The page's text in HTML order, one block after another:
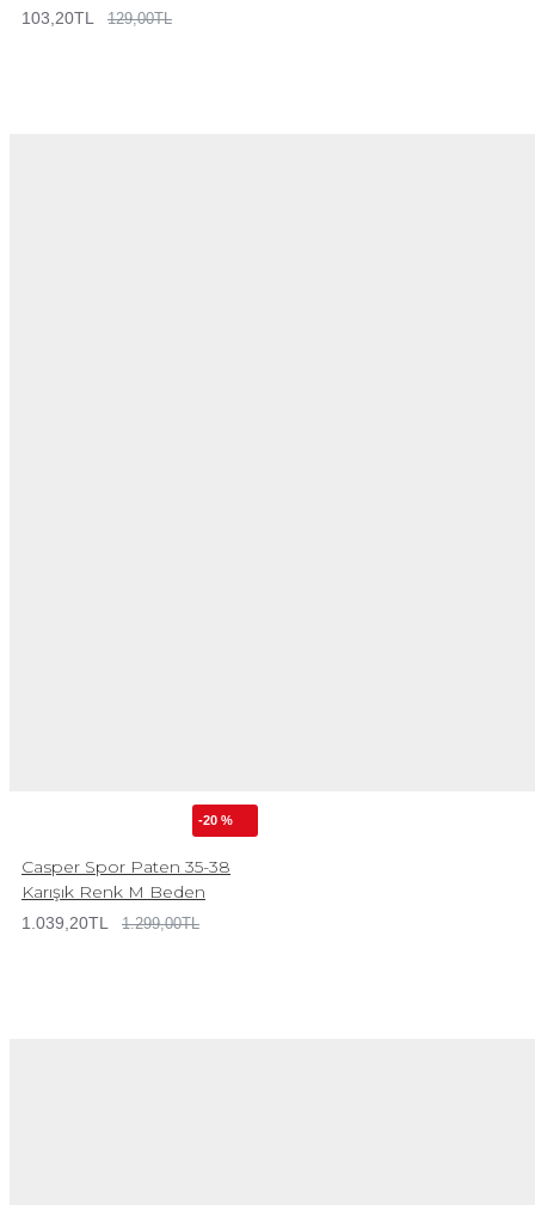
103,20TL 129,00TL
-20 %
Casper Spor Paten 35-38
Karışık Renk M Beden
1.039,20TL 1.299,00TL